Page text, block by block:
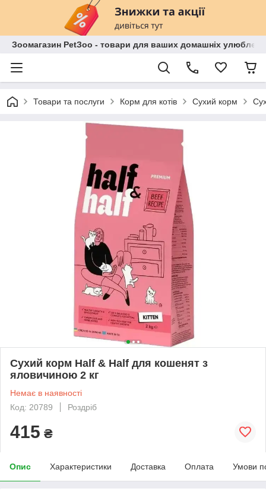
Зоомагазин PetЗoo - товари для ваших домашніх
Товари та послуги Корм для котів Сухий корм
Сухий корм Half & Half для кошенят з
яловичиною 2 кг
Немає в наявності
Код: 20789
Роздріб
415 ₴
Опис Характеристики Доставка Оплата Умови